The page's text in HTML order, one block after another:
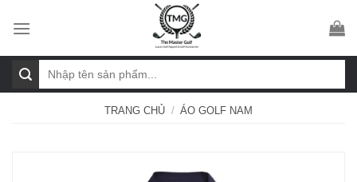
kiếm:
TRANG CHỦ / ÁO GOLF NAM